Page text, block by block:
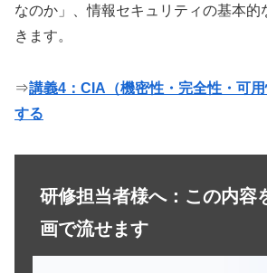
なのか」、情報セキュリティの基本的
きます。
⇒講義4：CIA（機密性・完全性・可
する
研修担当者様へ：この内容
画で流せます